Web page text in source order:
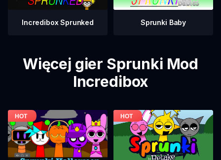
Incredibox Sprunked Sprunki Baby
Więcej gier Sprunki Mod
Incredibox